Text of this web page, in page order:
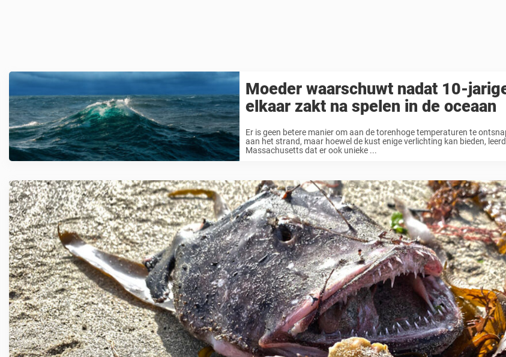
Moeder waarschuwt nadat 10-
elkaar zakt na spelen in de oceaan
Er is geen betere manier om aan de torenhoge temperaturen te
aan het strand, maar hoewel de kust enige verlichting kan bieden,
Massachusetts dat er ook unieke ...